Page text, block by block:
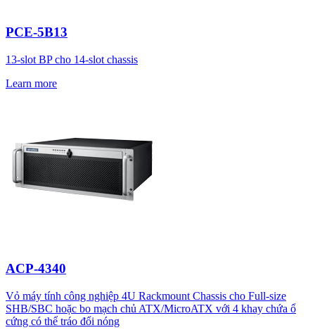
PCE-5B13
13-slot BP cho 14-slot chassis
Learn more
ACP-4340
Vỏ máy tính công nghiệp 4U Rackmount Chassis cho Full-size
SHB/SBC hoặc bo mạch chủ ATX/MicroATX với 4 khay chứa ổ
cứng có thể tráo đổi nóng